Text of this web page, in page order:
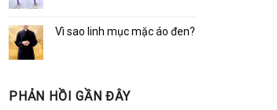
Vì sao linh mục mặc áo đen?
PHẢN HỒI GẦN ĐÂY